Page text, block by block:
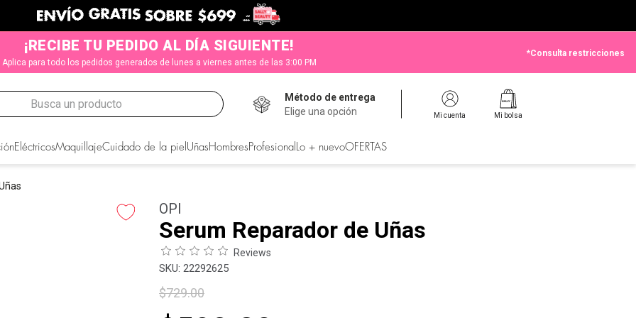
¡RECIBE TU PEDIDO AL DÍA SIGUIENTE!
Aplica para todo los pedidos generados de lunes a viernes antes de las 3:00 PM
*Consulta restricciones
Busca un producto
Método de entrega
Elige una opción
Mi cuenta Mi bolsa
EléctricosMaquillajeCuidado de la piel Uñas Hombres Profesional Lo + nuevoOFERTAS
OPI
Serum Reparador de Uñas
Reviews
: 22292625
$729.00